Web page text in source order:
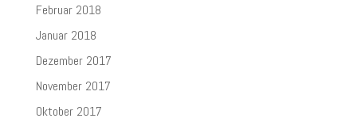
Februar 2018
Januar 2018
Dezember 2017
November 2017
Oktober 2017